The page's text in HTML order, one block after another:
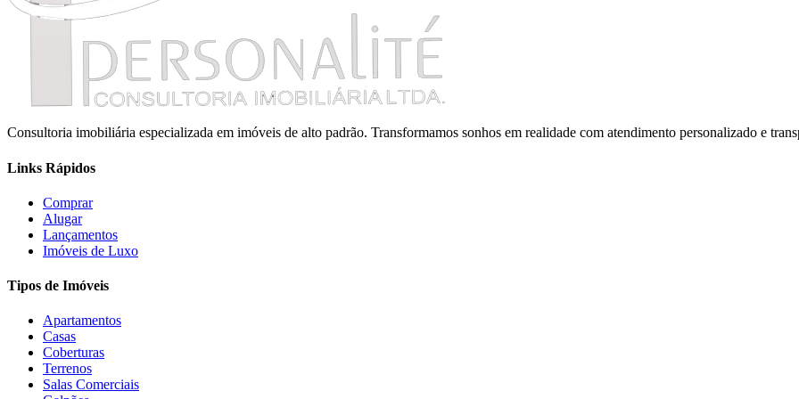
Consultoria imobiliária especializada em imóveis de alto padrão. Transformamos sonhos em realidade com atendimento personalizado e
Links Rápidos
Comprar
Alugar
Lançamentos
Imóveis de Luxo
Tipos de Imóveis
Apartamentos
Casas
Coberturas
Terrenos
Salas Comerciais